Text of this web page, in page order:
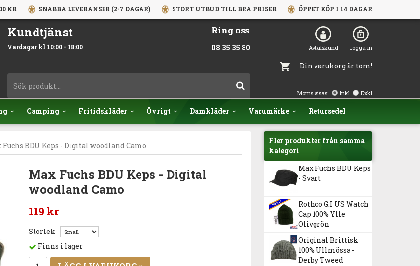
KR SNABBA LEVERANSER (2-7 DAGAR) STORT UTBUD TILL BRA PRISER ÖPPET KÖP I 14 DAGAR
Avtalskund Logga in
Din varukorg är tom!
Kundtjänst
Vardagar kl 10:00 - 18:00
Ring oss
08 35 35 80
Moms visas: Inkl Exkl
Camping Fritidskläder Övrigt Damkläder Varumärke Retursedel
Fler produkter från samma
kategori
Max Fuchs BDU Keps
- Svart
Rothco G.I US Watch
Cap 100% Ylle
Olivgrön
Original Brittisk
100% Ullmössa -
Derby Tweed
Fuchs BDU Keps - Digital woodland Camo
Max Fuchs BDU Keps - Digital
woodland Camo
119 kr
Storlek
Finns i lager